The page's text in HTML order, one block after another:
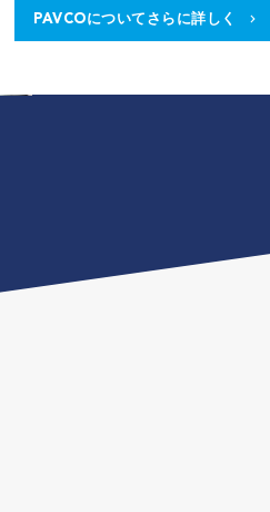
PAVCOについてさらに詳しく